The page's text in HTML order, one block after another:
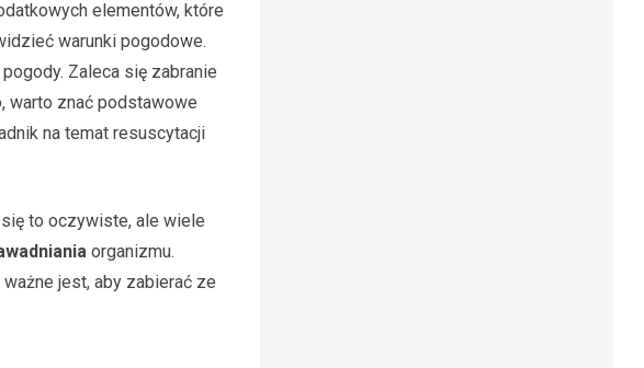
elementów, które
warunki pogodowe.
Zaleca się zabranie
warto znać podstawowe
na temat resuscytacji
to oczywiste, ale wiele
organizmu.
jest, aby zabierać ze